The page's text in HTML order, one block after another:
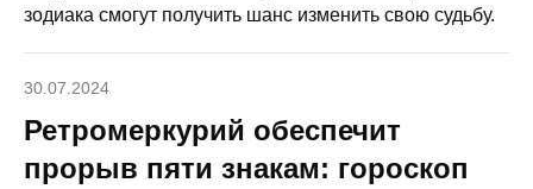
зодиака смогут получить шанс изменить свою судьбу.
30.07.2024
Ретромеркурий обеспечит
прорыв пяти знакам: гороскоп